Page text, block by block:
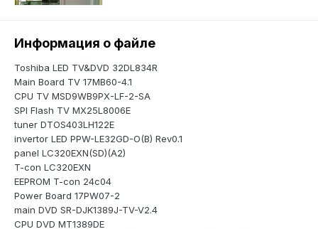
Информация о файле
Toshiba LED TV&DVD 32DL834R
Main Board TV 17MB60-4.1
CPU TV MSD9WB9PX-LF-2-SA
SPI Flash TV MX25L8006E
tuner DTOS403LH122E
invertor LED PPW-LE32GD-O(B) Rev0.1
panel LC320EXN(SD)(A2)
T-con LC320EXN
EEPROM T-con 24c04
Power Board 17PW07-2
main DVD SR-DJK1389J-TV-V2.4
CPU DVD MT1389DE